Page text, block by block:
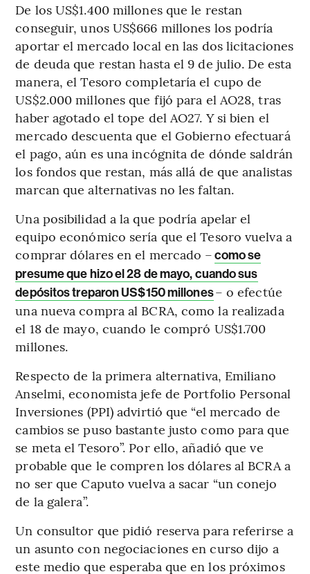
De los US$1.400 millones que le restan
conseguir, unos US$666 millones los podría
aportar el mercado local en las dos licitaciones
de deuda que restan hasta el 9 de julio. De esta
manera, el Tesoro completaría el cupo de
US$2.000 millones que fijó para el AO28, tras
haber agotado el tope del AO27. Y si bien el
mercado descuenta que el Gobierno efectuará
el pago, aún es una incógnita de dónde saldrán
los fondos que restan, más allá de que analistas
marcan que alternativas no les faltan.
Una posibilidad a la que podría apelar el
equipo económico sería que el Tesoro vuelva a
comprar dólares en el mercado –como se
presume que hizo el 28 de mayo, cuando sus
depósitos treparon US$150 millones– o efectúe
una nueva compra al BCRA, como la realizada
el 18 de mayo, cuando le compró US$1.700
millones.
Respecto de la primera alternativa, Emiliano
Anselmi, economista jefe de Portfolio Personal
Inversiones (PPI) advirtió que “el mercado de
cambios se puso bastante justo como para que
se meta el Tesoro”. Por ello, añadió que ve
probable que le compren los dólares al BCRA a
no ser que Caputo vuelva a sacar “un conejo
de la galera”.
Un consultor que pidió reserva para referirse a
un asunto con negociaciones en curso dijo a
este medio que esperaba que en los próximos